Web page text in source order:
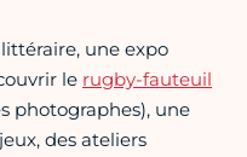
une expo
le rugby-fauteuil
photographes), une
des ateliers